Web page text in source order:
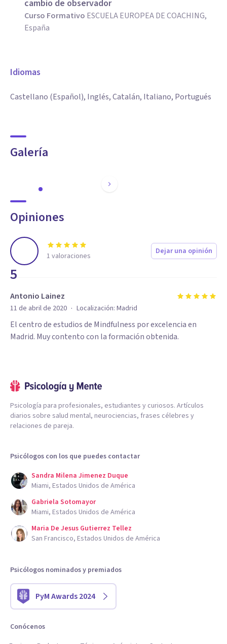
cambio de observador
Curso Formativo ESCUELA EUROPEA DE COACHING,
España
Idiomas
Castellano (Español), Inglés, Catalán, Italiano, Portugués
Galería
Opiniones
5
1 valoraciones Dejar una opinión
Antonio Lainez
11 de abril de 2020 · Localización: Madrid
El centro de estudios de Mindfulness por excelencia en
Madrid. Muy contento con la formación obtenida.
Psicología para profesionales, estudiantes y curiosos. Artículos
diarios sobre salud mental, neurociencias, frases célebres y
relaciones de pareja.
Psicólogos con los que puedes contactar
Sandra Milena Jimenez Duque
Miami, Estados Unidos de América
Gabriela Sotomayor
Miami, Estados Unidos de América
Maria De Jesus Gutierrez Tellez
San Francisco, Estados Unidos de América
Psicólogos nominados y premiados
PyM Awards 2024
Conócenos